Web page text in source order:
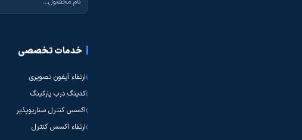
خدمات تخصصی
ارتقاء آیفون تصویری
کدینگ درب پارکینگ
اکسس کنترل سناریوپذیر
ارتقاء اکسس کنترل